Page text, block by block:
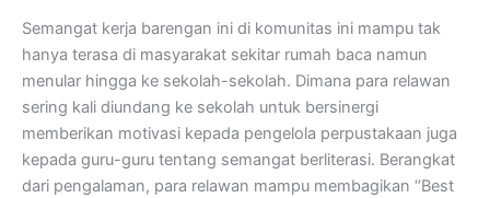
Semangat kerja barengan ini di komunitas ini mampu tak
hanya terasa di masyarakat sekitar rumah baca namun
menular hingga ke sekolah-sekolah. Dimana para relawan
sering kali diundang ke sekolah untuk bersinergi
memberikan motivasi kepada pengelola perpustakaan juga
kepada guru-guru tentang semangat berliterasi. Berangkat
dari pengalaman, para relawan mampu membagikan ‘’Best